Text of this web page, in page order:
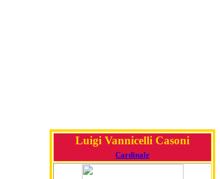
Luigi Vannicelli Casoni
Cardinale